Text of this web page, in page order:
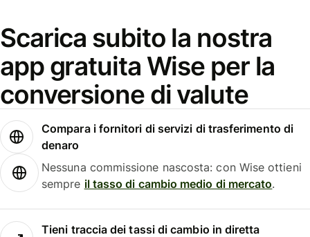
Scarica subito la nostra
app gratuita Wise per la
conversione di valute
Compara i fornitori di servizi di trasferimento di
denaro
Nessuna commissione nascosta: con Wise ottieni
sempre il tasso di cambio medio di mercato.
Tieni traccia dei tassi di cambio in diretta